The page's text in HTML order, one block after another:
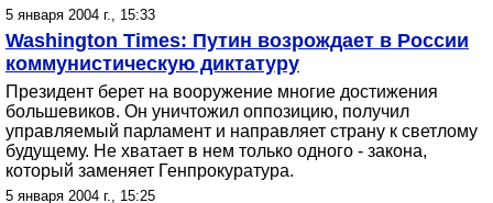
5 января 2004 г., 15:33
Washington Times: Путин возрождает в России
коммунистическую диктатуру
Президент берет на вооружение многие достижения
большевиков. Он уничтожил оппозицию, получил
управляемый парламент и направляет страну к светлому
будущему. Не хватает в нем только одного - закона,
который заменяет Генпрокуратура.
5 января 2004 г., 15:25